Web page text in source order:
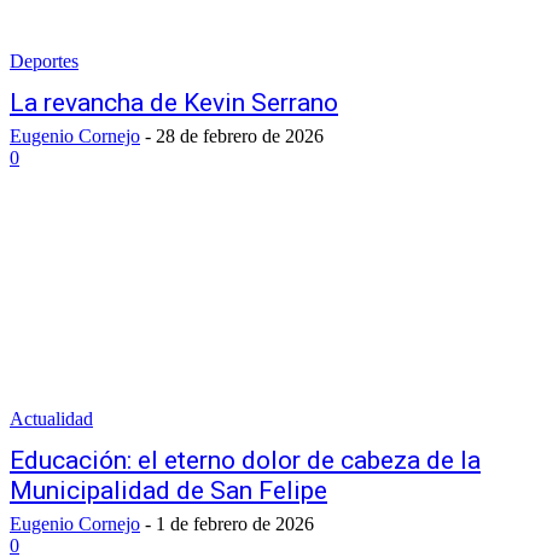
Deportes
La revancha de Kevin Serrano
Eugenio Cornejo - 28 de febrero de 2026
0
Actualidad
Educación: el eterno dolor de cabeza de la
Municipalidad de San Felipe
Eugenio Cornejo - 1 de febrero de 2026
0